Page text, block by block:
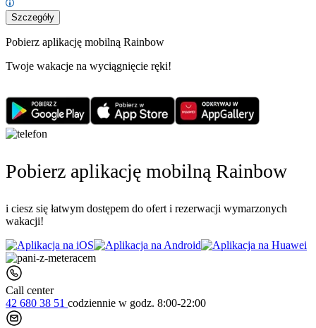
Szczegóły
Pobierz aplikację mobilną Rainbow
Twoje wakacje na wyciągnięcie ręki!
Pobierz aplikację mobilną Rainbow
i ciesz się łatwym dostępem do ofert i rezerwacji wymarzonych
wakacji!
Call center
42 680 38 51 codziennie w godz. 8:00-22:00